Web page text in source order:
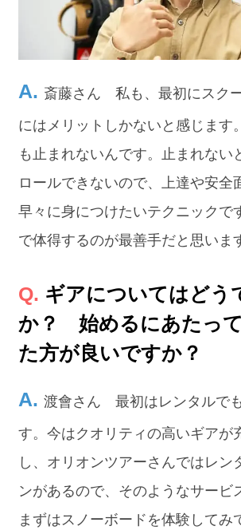
斎藤さん 私も、最初にスク
にはメリットしかないと感じます
も止まれないんです。止まれない
ロールできないので、上達や安全
早々に身につけたいテクニックで
で体得するのが最善手だと思いま
ギアについてはどう
か？ 始めるにあたっ
た方が良いですか？
渡會さん 最初はレンタルで
す。今はクオリティの高いギアが
し、オリオンツアーさんではレン
ンがあるので、そのようなサービ
まずはスノーボードを体験してみ